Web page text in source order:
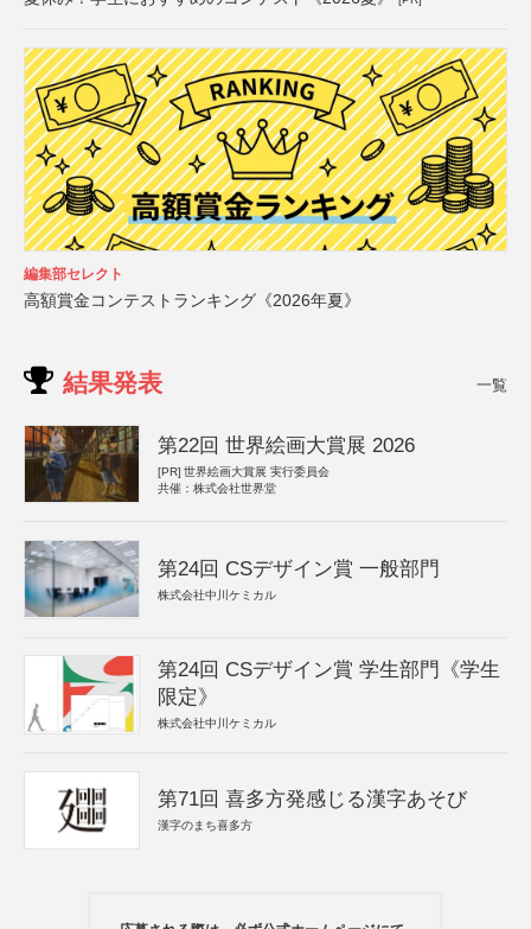
編集部セレクト
高額賞金コンテストランキング《2026年夏》
結果発表 一覧
第22回 世界絵画大賞展 2026
[PR] 世界絵画大賞展 実行委員会
共催：株式会社世界堂
第24回 CSデザイン賞 一般部門
株式会社中川ケミカル
第24回 CSデザイン賞 学生部門《学生
限定》
株式会社中川ケミカル
第71回 喜多方発感じる漢字あそび
漢字のまち喜多方